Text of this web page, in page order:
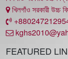
খিলগাঁও সরকারী উচ্চ
FEATURED